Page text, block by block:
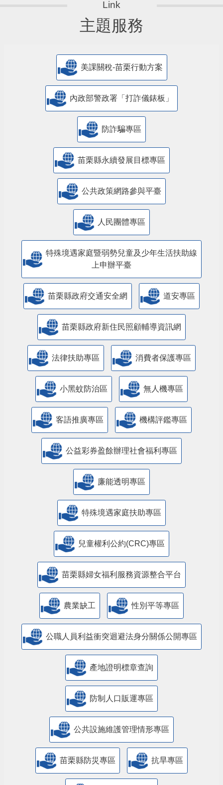
主題服務
美課關稅-苗栗行動方案
內政部警政署「打詐儀錶板」
防詐騙專區
苗栗縣永續發展目標專區
公共政策網路參與平臺
人民團體專區
特殊境遇家庭暨弱勢兒童及少年生活扶助線
上申辦平臺
苗栗縣政府交通安全網 道安專區
苗栗縣政府新住民照顧輔導資訊網
法律扶助專區 消費者保護專區
小黑蚊防治區 無人機專區
客語推廣專區 機構評鑑專區
公益彩券盈餘辦理社會福利專區
廉能透明專區
特殊境遇家庭扶助專區
兒童權利公約(CRC)專區
苗栗縣婦女福利服務資源整合平台
農業缺工 性別平等專區
公職人員利益衝突迴避法身分關係公開專區
產地證明標章查詢
防制人口販運專區
​公共設施維護管理情形專區
苗栗縣防災專區 抗旱專區